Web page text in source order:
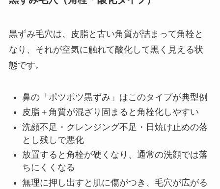
黒ずみ毛穴は、皮脂と古い角質が詰まって角栓と
なり、それが空気に触れて酸化して黒く見える状
態です。
鼻の「ポツポツ黒ずみ」はこのタイプが典型例
皮脂＋角質が混ざり固まると角栓化しやすい
洗顔不足・クレンジング不足・日焼け止めの落
とし残しで悪化
放置すると角栓が硬くなり、通常の洗顔では落
ちにくくなる
無理に押し出すと肌に傷がつき、毛穴が広がる